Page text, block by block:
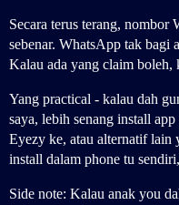
Secara terus terang, nombor
sebenar. WhatsApp tak bagi
Kalau ada yang claim boleh,
Yang practical - kalau dah
saya, lebih senang install
Eyezy ke, atau alternatif lain
install dalam phone tu
Side note: Kalau anak you